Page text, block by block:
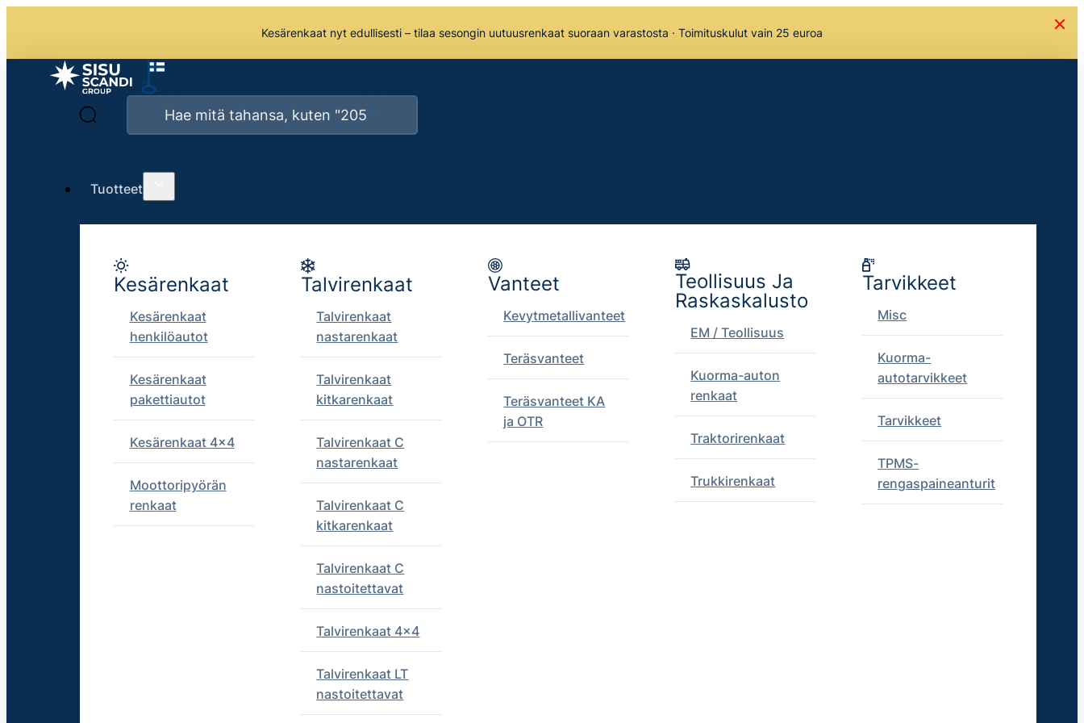
Kesärenkaat nyt edullisesti – tilaa sesongin uutuusrenkaat suoraan varastosta · Toimituskulut vain 25 euroa
Tuotteet
Kesärenkaat
Kesärenkaat
henkilöautot
Kesärenkaat
pakettiautot
Kesärenkaat 4x4
Moottoripyörän
renkaat
Talvirenkaat
Talvirenkaat
nastarenkaat
Talvirenkaat
kitkarenkaat
Talvirenkaat C
nastarenkaat
Talvirenkaat C
kitkarenkaat
Talvirenkaat C
nastoitettavat
Talvirenkaat 4x4
Talvirenkaat LT
nastoitettavat
Vanteet
Kevytmetallivanteet
Teräsvanteet
Teräsvanteet KA
ja OTR
Teollisuus Ja
Raskaskalusto
EM / Teollisuus
Kuorma-auton
renkaat
Traktorirenkaat
Trukkirenkaat
Tarvikkeet
Misc
Kuorma-
autotarvikkeet
Tarvikkeet
TPMS-
rengaspaineanturit